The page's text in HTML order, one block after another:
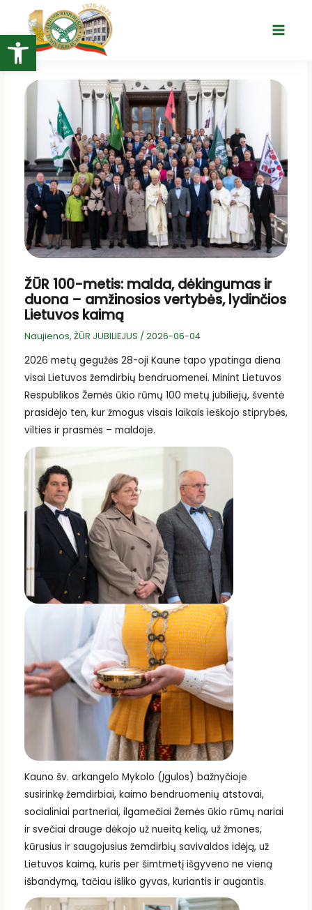
Open toolbar
turinio
Main
ŽŪR 100-metis: malda, dėkingumas ir
duona – amžinosios vertybės, lydinčios
Lietuvos kaimą
Naujienos, ŽŪR JUBILIEJUS / 2026-06-04
2026 metų gegužės 28-oji Kaune tapo ypatinga diena
visai Lietuvos žemdirbių bendruomenei. Minint Lietuvos
Respublikos Žemės ūkio rūmų 100 metų jubiliejų, šventė
prasidėjo ten, kur žmogus visais laikais ieškojo stiprybės,
vilties ir prasmės – maldoje.
Kauno šv. arkangelo Mykolo (Įgulos) bažnyčioje
susirinkę žemdirbiai, kaimo bendruomenių atstovai,
socialiniai partneriai, ilgamečiai Žemės ūkio rūmų nariai
ir svečiai drauge dėkojo už nueitą kelią, už žmones,
kūrusius ir saugojusius žemdirbių savivaldos idėją, už
Lietuvos kaimą, kuris per šimtmetį išgyveno ne vieną
išbandymą, tačiau išliko gyvas, kuriantis ir augantis.